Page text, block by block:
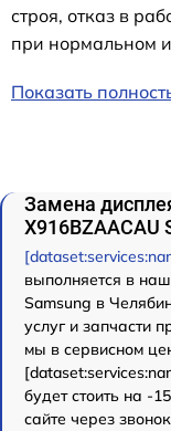
строя, отказ в
при нормальном
Показать
Замена
X916BZAACAU
выполняется в
Samsung в
услуг и запчасти
мы в сервисном
будет стоить на -
сайте через